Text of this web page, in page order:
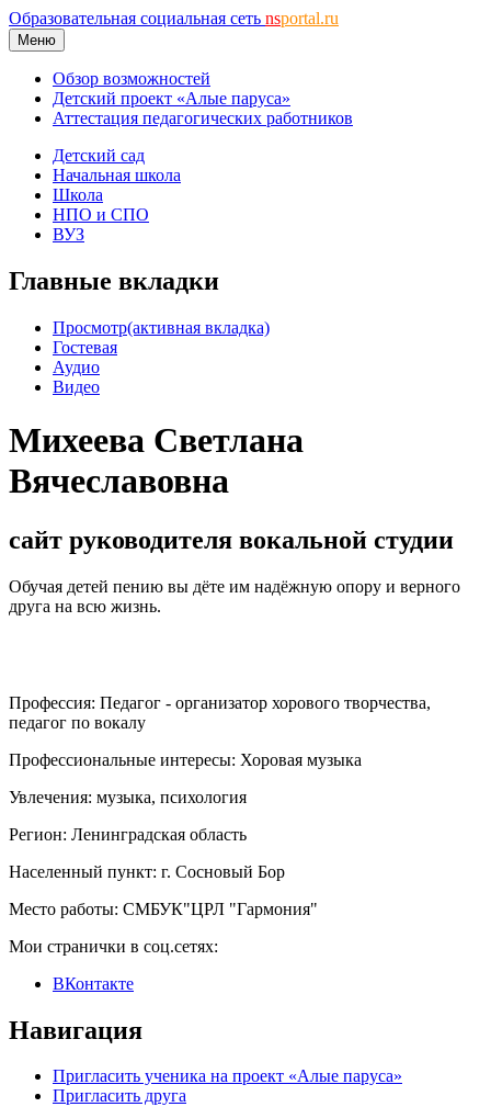
Образовательная социальная сеть nsportal.ru
Меню
Обзор возможностей
Детский проект «Алые паруса»
Аттестация педагогических работников
Детский сад
Начальная школа
Школа
НПО и СПО
ВУЗ
Главные вкладки
Просмотр(активная вкладка)
Гостевая
Аудио
Видео
Михеева Светлана
Вячеславовна
сайт руководителя вокальной студии
Обучая детей пению вы дёте им надёжную опору и верного
друга на всю жизнь.
Профессия: Педагог - организатор хорового творчества,
педагог по вокалу
Профессиональные интересы: Хоровая музыка
Увлечения: музыка, психология
Регион: Ленинградская область
Населенный пункт: г. Сосновый Бор
Место работы: СМБУК"ЦРЛ "Гармония"
Мои странички в соц.сетях:
ВКонтакте
Навигация
Пригласить ученика на проект «Алые паруса»
Пригласить друга